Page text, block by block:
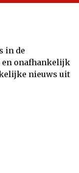
in de
en onafhankelijk
nieuws uit